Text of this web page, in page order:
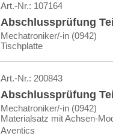
Art.-Nr.: 107164
Abschlussprüfung
Mechatroniker/-in (0942)
Tischplatte
Art.-Nr.: 200843
Abschlussprüfung
Mechatroniker/-in (0942)
Materialsatz mit Achsen-
Aventics